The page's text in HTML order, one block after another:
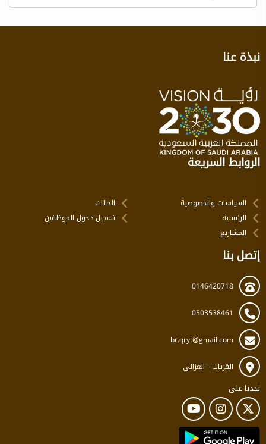
نبذة عنا
الروابط السريعة
السياسات والخصوصية
الرئيسية
المشاريع
الحالات
تسجيل دخول الموظفين
إتصل بنا
0146420718
0503538461
br.qryt@gmail.com
القريات - الغزالي
تجدنا على